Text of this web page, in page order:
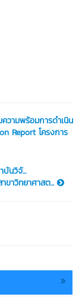
วามพร้อมการดำเนิน
Report โครงการ
นวิจั...
ขาวิทยาศาสต...